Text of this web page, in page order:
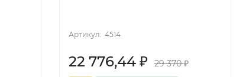
Артикул: 4514
22 776,44 ₽ 29 370₽